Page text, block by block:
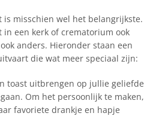
is misschien wel het belangrijkste.
in een kerk of crematorium ook
anders. Hieronder staan een
die wat meer speciaal zijn:
toast uitbrengen op jullie geliefde
Om het persoonlijk te maken,
favoriete drankje en hapje